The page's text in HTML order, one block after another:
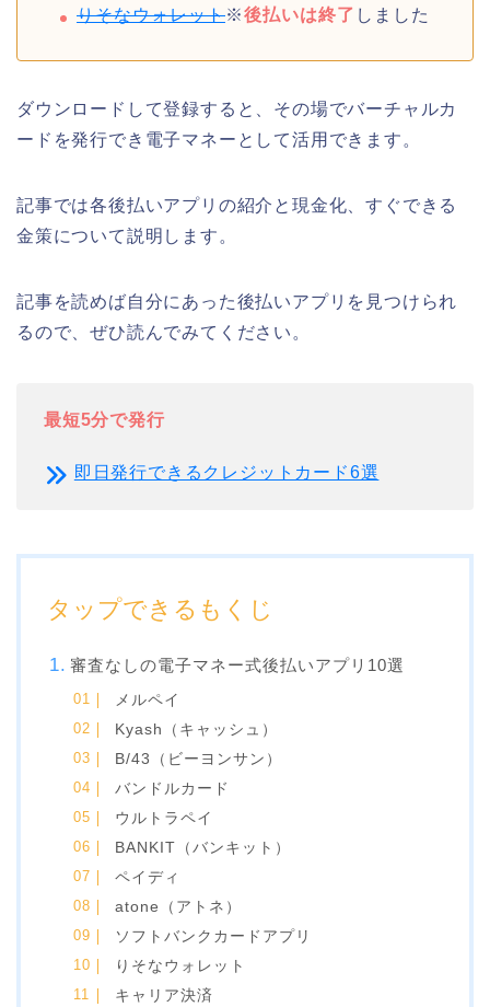
りそなウォレット※後払いは終了 しました
ダウンロードして登録すると、その場でバーチャルカ
ードを発行でき電子マネーとして活用できます。
記事では各後払いアプリの紹介と現金化、すぐできる
金策について説明します。
記事を読めば自分にあった後払いアプリを見つけられ
るので、ぜひ読んでみてください。
最短5分で発行
即日発行できるクレジットカード6選
タップできるもくじ
審査なしの電子マネー式後払いアプリ10選
メルペイ
Kyash（キャッシュ）
B/43（ビーヨンサン）
バンドルカード
ウルトラペイ
BANKIT（バンキット）
ペイディ
atone（アトネ）
ソフトバンクカードアプリ
りそなウォレット
キャリア決済